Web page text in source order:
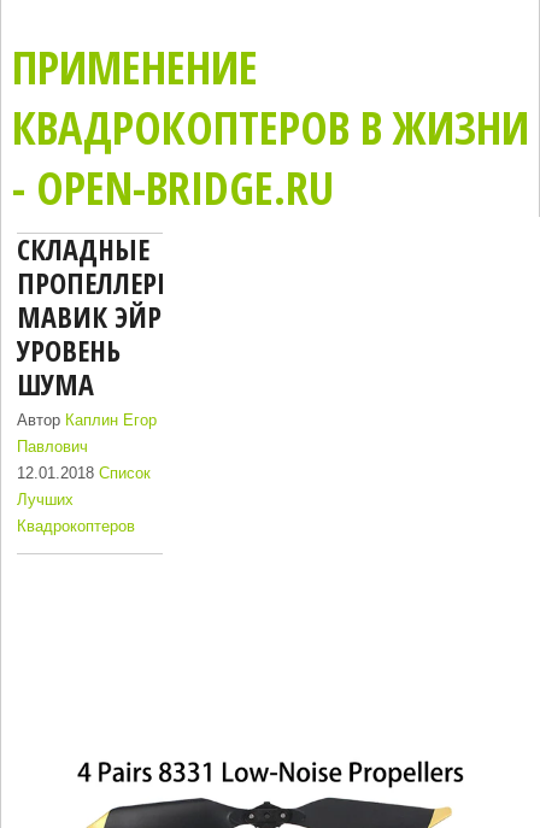
ПРИМЕНЕНИЕ
КВАДРОКОПТЕРОВ В ЖИЗНИ
- OPEN-BRIDGE.RU
СКЛАДНЫЕ
ПРОПЕЛЛЕРЫ
МАВИК ЭЙР
УРОВЕНЬ
ШУМА
Автор Каплин Егор
Павлович
12.01.2018Список
Лучших
Квадрокоптеров